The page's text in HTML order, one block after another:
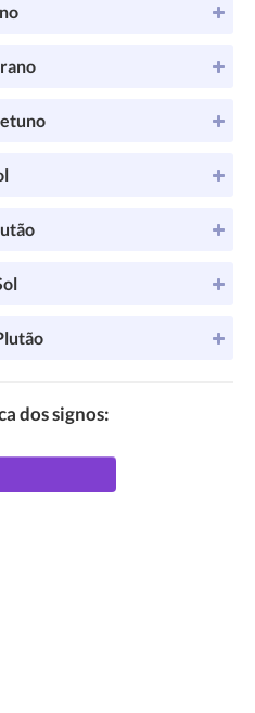
dos signos: